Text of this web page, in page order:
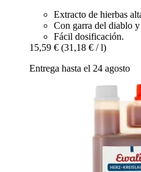
Extracto de hierbas
Con garra del diablo
Fácil dosificación.
15,59 € (31,18 € / l)
Entrega hasta el 24 agosto